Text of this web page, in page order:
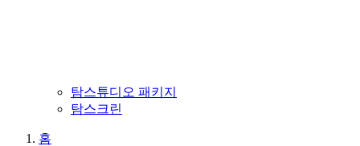
탐스튜디오 패키지
탐스크린
홈